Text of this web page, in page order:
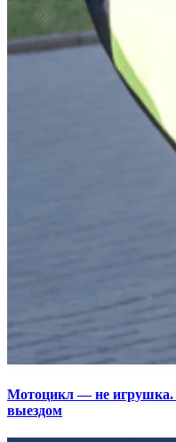
Мотоцикл — не игрушка.
выездом